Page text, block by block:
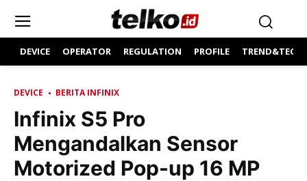
DEVICE OPERATOR REGULATION PROFILE
DEVICE BERITA INFINIX
Infinix S5 Pro
Mengandalkan Sensor
Motorized Pop-up 16 MP